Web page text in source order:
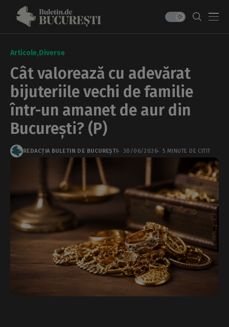
Articole Diverse
Cât valorează cu adevărat
bijuteriile vechi de familie
într-un amanet de aur din
București? (P)
REDACȚIA BULETIN DE BUCUREȘTI 30/06/2026 5 MINUTE DE CITIT